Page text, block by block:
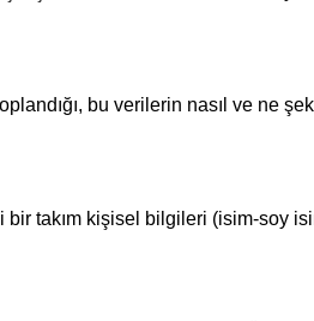
bu verilerin nasıl ve ne
takım kişisel bilgileri (isim-soy